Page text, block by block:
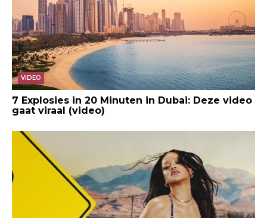
VIDEO
7 Explosies in 20 Minuten in Dubai: Deze video
gaat viraal (video)